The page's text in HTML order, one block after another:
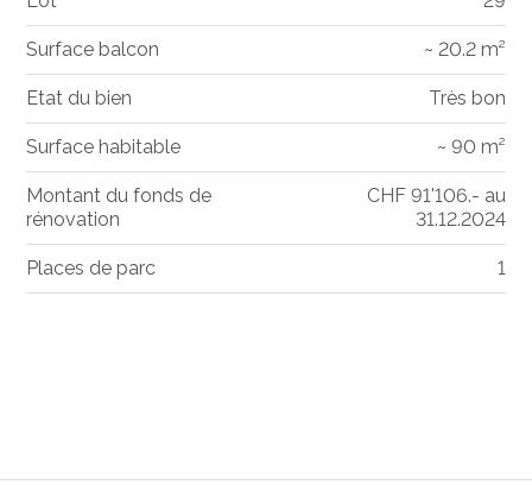
Surface balcon ~ 20.2 m²
Etat du bien Très bon
Surface habitable ~ 90 m²
Montant du fonds de
rénovation
CHF 91'106.- au
31.12.2024
Places de parc 1